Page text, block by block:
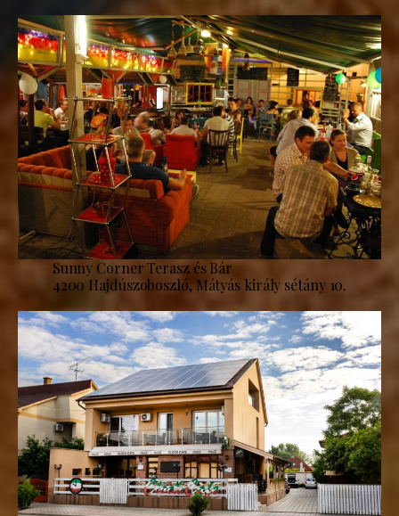
Sunny Corner Terasz és Bár
4200 Hajdúszoboszló, Mátyás király sétány 10.